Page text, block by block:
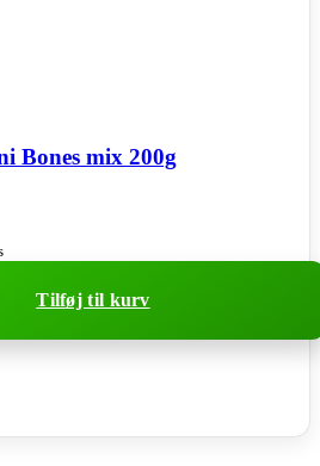
Bones mix 200g
Tilføj til kurv